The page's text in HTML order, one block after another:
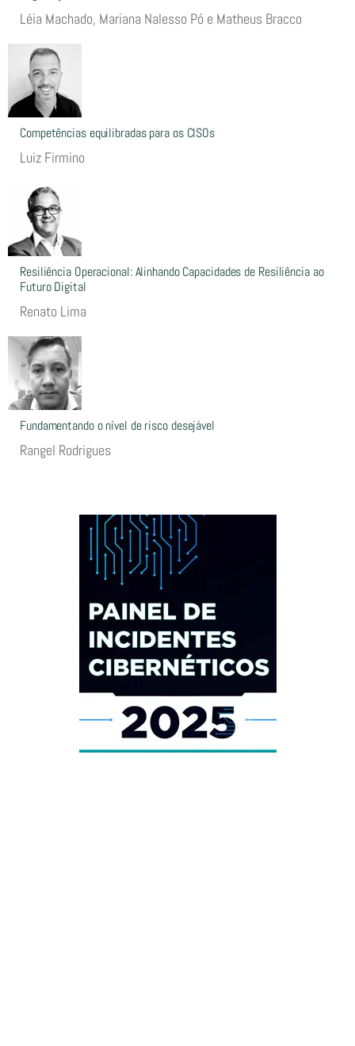
Léia Machado, Mariana Nalesso Pó e Matheus Bracco
Competências equilibradas para os CISOs
Luiz Firmino
Resiliência Operacional: Alinhando Capacidades de Resiliência ao
Futuro Digital
Renato Lima
Fundamentando o nível de risco desejável
Rangel Rodrigues